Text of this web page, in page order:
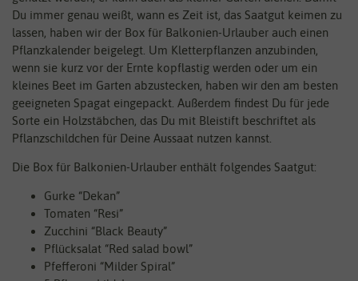
Du immer genau weißt, wann es Zeit ist, das Saatgut keimen zu
lassen, haben wir der Box für Balkonien-Urlauber auch einen
Pflanzkalender beigelegt. Um Kletterpflanzen anzubinden,
wenn sie kurz vor der Ernte kopflastig werden oder um ein
kleines Beet im Garten abzustecken, haben wir den am besten
geeigneten Spagat eingepackt. Außerdem findest Du für jede
Sorte ein Holzstäbchen, das Du mit Bleistift beschriftet als
Pflanzschildchen für Deine Aussaat nutzen kannst.
Die Box für Balkonien-Urlauber enthält folgendes Saatgut:
Gurke “Dekan”
Tomaten “Resi”
Zucchini “Black Beauty”
Pflücksalat “Red salad bowl”
Pfefferoni “Milder Spiral”